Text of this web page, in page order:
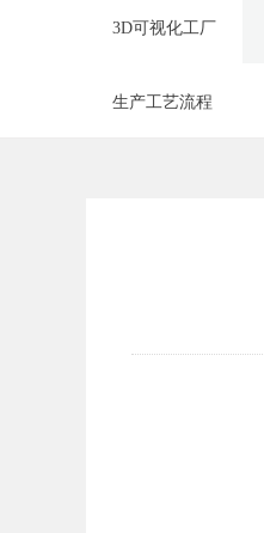
3D可视化工厂
生产工艺流程